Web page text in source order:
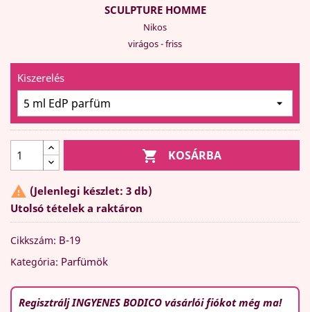
SCULPTURE HOMME
Nikos
virágos - friss
Kiszerelés
 KOSÁRBA
 (Jelenlegi készlet: 3 db)
Utolsó tételek a raktáron
Cikkszám: B-19
Kategória: Parfümök
Regisztrálj INGYENES BODICO vásárlói fiókot még ma!